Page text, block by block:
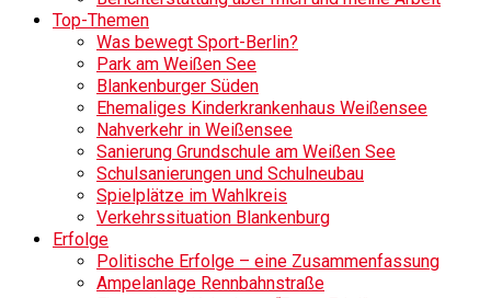
Top-Themen
Was bewegt Sport-Berlin?
Park am Weißen See
Blankenburger Süden
Ehemaliges Kinderkrankenhaus Weißensee
Nahverkehr in Weißensee
Sanierung Grundschule am Weißen See
Schulsanierungen und Schulneubau
Spielplätze im Wahlkreis
Verkehrssituation Blankenburg
Erfolge
Politische Erfolge – eine Zusammenfassung
Ampelanlage Rennbahnstraße